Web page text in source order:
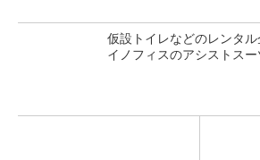
仮設トイレなどのレンタ
イノフィスのアシストスー